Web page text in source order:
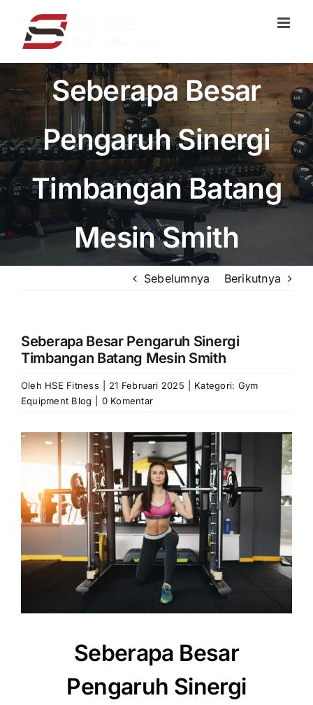
konten
Seberapa Besar
Pengaruh Sinergi
Timbangan Batang
Mesin Smith
Sebelumnya Berikutnya
Seberapa Besar Pengaruh Sinergi
Timbangan Batang Mesin Smith
Oleh HSE Fitness 21 Februari 2025 Kategori: Gym
Equipment Blog
0 Komentar
Lihat
Gambar
Besar
Seberapa Besar
Pengaruh Sinergi